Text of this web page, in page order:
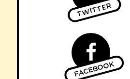
TWITTER
FACEBOOK